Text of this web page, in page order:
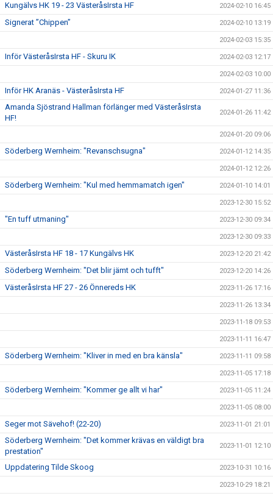
Kungälvs HK 19 - 23 VästeråsIrsta HF 2024-02-10 16:45
Signerat ”Chippen” 2024-02-10 13:19
2024-02-03 15:35
Inför VästeråsIrsta HF - Skuru IK 2024-02-03 12:17
2024-02-03 10:00
Inför HK Aranäs - VästeråsIrsta HF 2024-01-27 11:36
Amanda Sjöstrand Hallman förlänger med VästeråsIrsta
HF!
2024-01-26 11:42
2024-01-20 09:06
Söderberg Wernheim: "Revanschsugna" 2024-01-12 14:35
2024-01-12 12:26
Söderberg Wernheim: "Kul med hemmamatch igen" 2024-01-10 14:01
2023-12-30 15:52
"En tuff utmaning" 2023-12-30 09:34
2023-12-30 09:33
VästeråsIrsta HF 18 - 17 Kungälvs HK 2023-12-20 21:42
Söderberg Wernheim: "Det blir jämt och tufft" 2023-12-20 14:26
VästeråsIrsta HF 27 - 26 Önnereds HK 2023-11-26 17:16
2023-11-26 13:34
2023-11-18 09:53
2023-11-11 16:47
Söderberg Wernheim: "Kliver in med en bra känsla" 2023-11-11 09:58
2023-11-05 17:18
Söderberg Wernheim: "Kommer ge allt vi har" 2023-11-05 11:24
2023-11-05 08:00
Seger mot Sävehof! (22-20) 2023-11-01 21:01
Söderberg Wernheim: "Det kommer krävas en väldigt bra
prestation"
2023-11-01 12:10
Uppdatering Tilde Skoog 2023-10-31 10:16
2023-10-29 18:21